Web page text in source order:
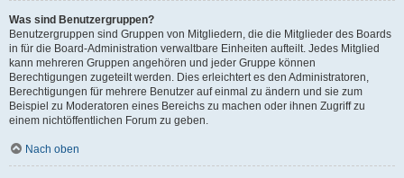
Was sind Benutzergruppen?
Benutzergruppen sind Gruppen von Mitgliedern, die die Mitglieder des Boards
in für die Board-Administration verwaltbare Einheiten aufteilt. Jedes Mitglied
kann mehreren Gruppen angehören und jeder Gruppe können
Berechtigungen zugeteilt werden. Dies erleichtert es den Administratoren,
Berechtigungen für mehrere Benutzer auf einmal zu ändern und sie zum
Beispiel zu Moderatoren eines Bereichs zu machen oder ihnen Zugriff zu
einem nichtöffentlichen Forum zu geben.
Nach oben